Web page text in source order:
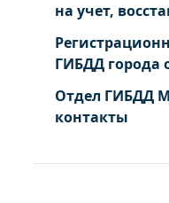
на учет,
ГИБДД города
Отдел ГИБДД
контакты